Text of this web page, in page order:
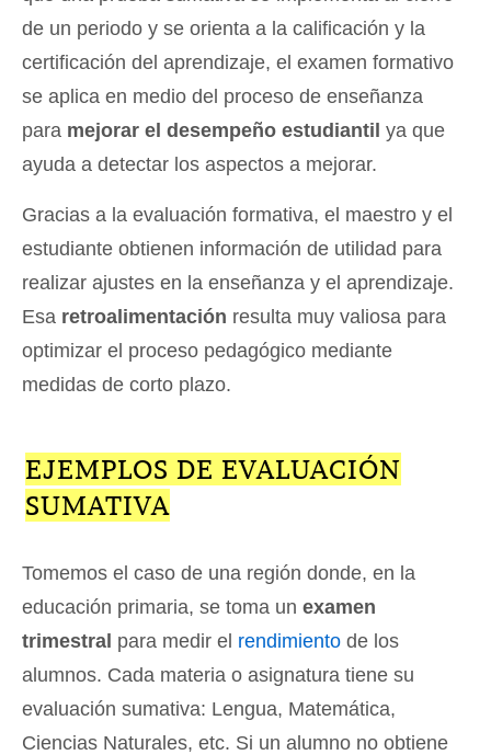
de un periodo y se orienta a la calificación y la
certificación del aprendizaje, el examen formativo
se aplica en medio del proceso de enseñanza
para mejorar el desempeño estudiantil ya que
ayuda a detectar los aspectos a mejorar.
Gracias a la evaluación formativa, el maestro y el
estudiante obtienen información de utilidad para
realizar ajustes en la enseñanza y el aprendizaje.
Esa retroalimentación resulta muy valiosa para
optimizar el proceso pedagógico mediante
medidas de corto plazo.
EJEMPLOS DE EVALUACIÓN
SUMATIVA
Tomemos el caso de una región donde, en la
educación primaria, se toma un examen
trimestral para medir el rendimiento de los
alumnos. Cada materia o asignatura tiene su
evaluación sumativa: Lengua, Matemática,
Ciencias Naturales, etc. Si un alumno no obtiene